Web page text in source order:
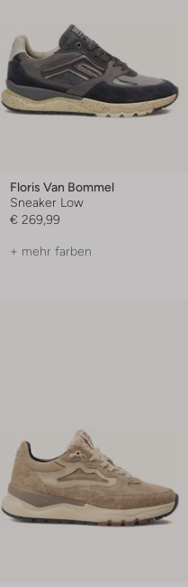
Floris Van Bommel
Sneaker Low
€ 269,99
+ mehr farben